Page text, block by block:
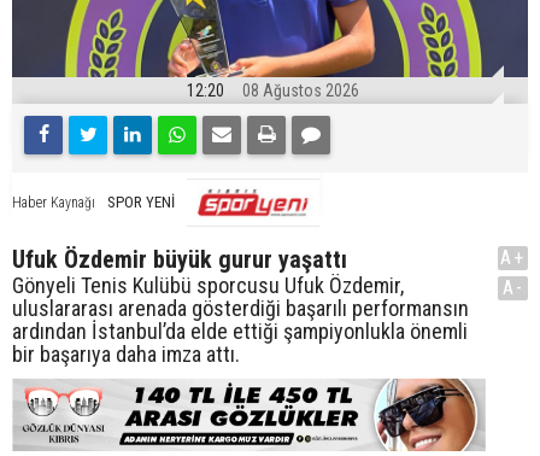
12:20 08 Ağustos 2026
Haber Kaynağı SPOR YENİ
Ufuk Özdemir büyük gurur yaşattı
Gönyeli Tenis Kulübü sporcusu Ufuk Özdemir,
uluslararası arenada gösterdiği başarılı performansın
ardından İstanbul’da elde ettiği şampiyonlukla önemli
bir başarıya daha imza attı.
A+
A-